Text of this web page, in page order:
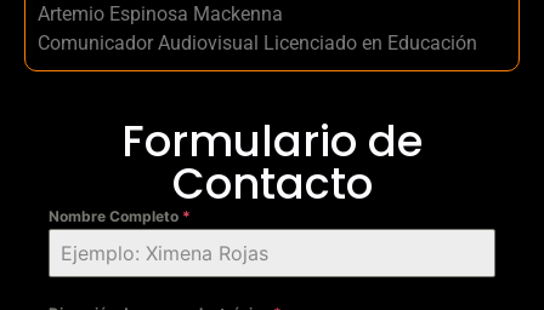
Artemio Espinosa Mackenna
Comunicador Audiovisual Licenciado en Educación
Formulario de
Contacto
Nombre Completo *